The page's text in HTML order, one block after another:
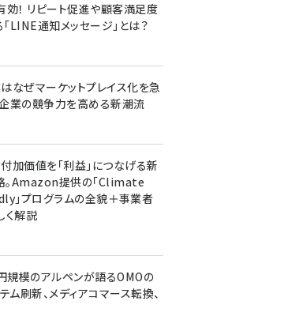
効！ リピート促進や顧客満足度
LINE通知メッセージ」とは？
なぜマーケットプレイス化を急
業の競争力を高める新潮流
加価値を「利益」につなげる新
。Amazon提供の「Climate
」プログラムの全貌＋事業者
く解説
規模のアルペンが語るOMOの
刷新、メディアコマース転換、